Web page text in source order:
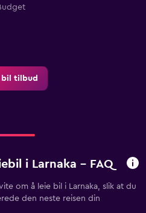
bil tilbud
i Larnaka - FAQ
om å leie bil i Larnaka, slik at du
den neste reisen din